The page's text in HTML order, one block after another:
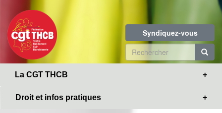
contenu
principal
Syndiquez-vous
Formulaire
de
La CGT THCB
Droit et infos pratiques